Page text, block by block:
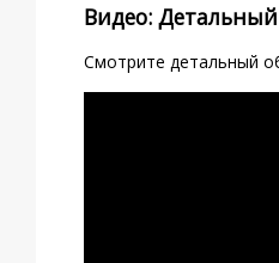
Видео: Детальный
Смотрите детальный